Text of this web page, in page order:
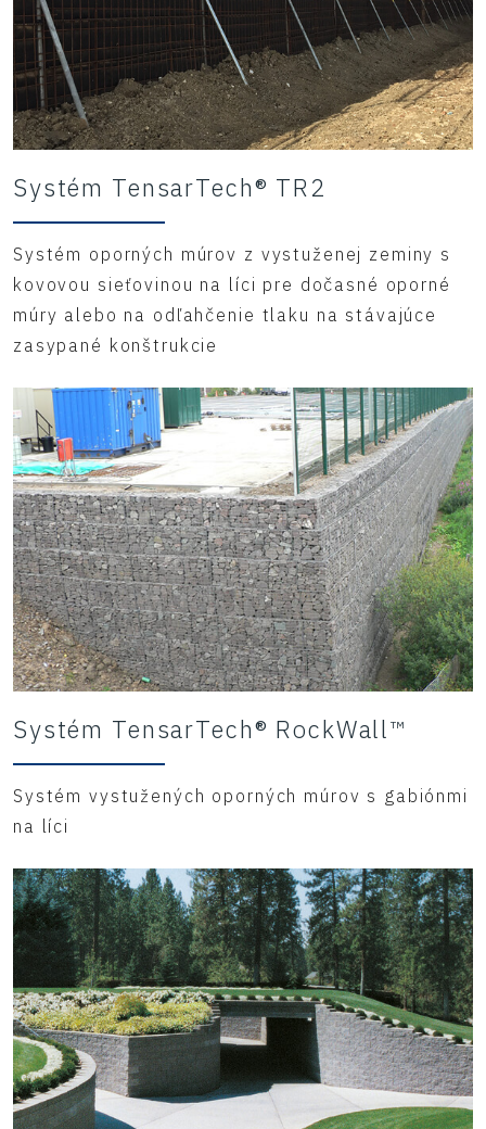
Systém TensarTech® TR2
Systém oporných múrov z vystuženej zeminy s
kovovou sieťovinou na líci pre dočasné oporné
múry alebo na odľahčenie tlaku na stávajúce
zasypané konštrukcie
Systém TensarTech® RockWall™
Systém vystužených oporných múrov s gabiónmi
na líci